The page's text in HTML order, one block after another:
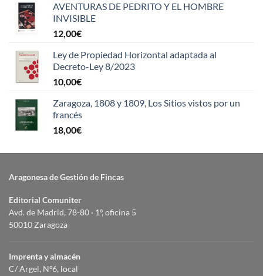
AVENTURAS DE PEDRITO Y EL HOMBRE
INVISIBLE
12,00€
Ley de Propiedad Horizontal adaptada al
Decreto-Ley 8/2023
10,00€
Zaragoza, 1808 y 1809, Los Sitios vistos por un
francés
18,00€
Aragonesa de Gestión de Fincas
Editorial Comuniter
Avd. de Madrid, 78-80 · 1º, oficina 5
50010 Zaragoza
Imprenta y almacén
C/ Argel, Nº6, local